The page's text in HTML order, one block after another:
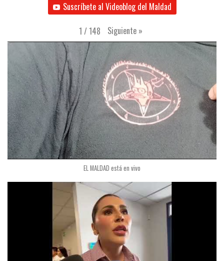
Suscríbete al Videoblog del Maldad
1 /148 Siguiente »
EL MALDAD está en vivo